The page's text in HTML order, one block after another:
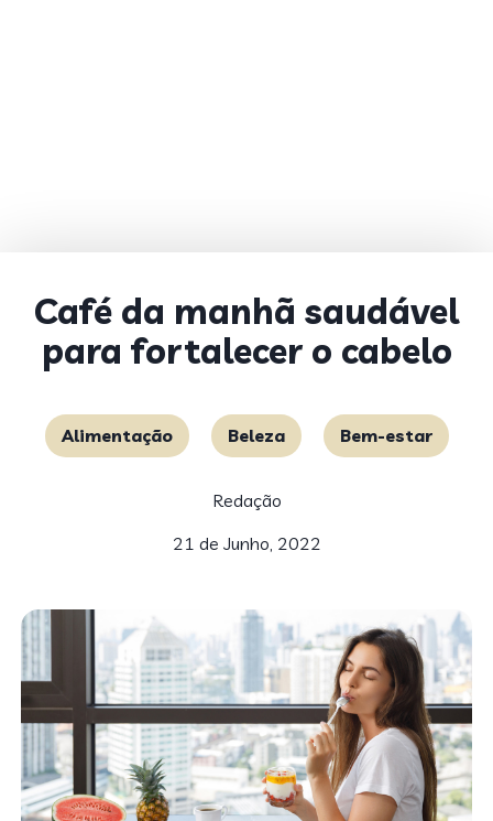
Café da manhã saudável
para fortalecer o cabelo
Alimentação Beleza Bem-estar
Redação
21 de Junho, 2022